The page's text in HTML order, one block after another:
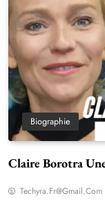
Biographie
Claire Borotra
Techyra.fr@gmail.com